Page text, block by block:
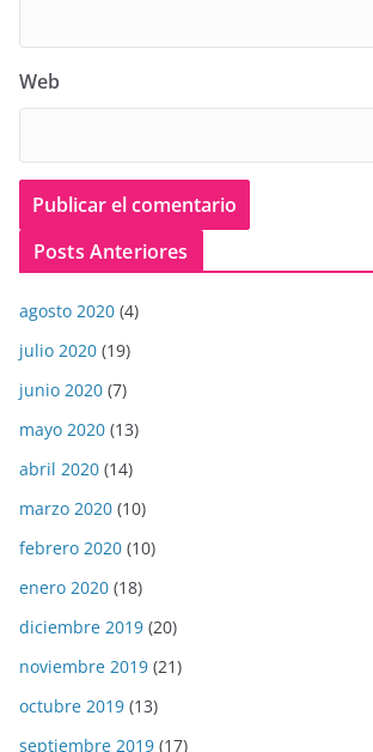
Web
Posts Anteriores
agosto 2020 (4)
julio 2020 (19)
junio 2020 (7)
mayo 2020 (13)
abril 2020 (14)
marzo 2020 (10)
febrero 2020 (10)
enero 2020 (18)
diciembre 2019 (20)
noviembre 2019 (21)
octubre 2019 (13)
septiembre 2019 (17)